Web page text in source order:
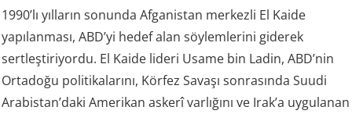
1990’lı yılların sonunda Afganistan merkezli El Kaide
yapılanması, ABD’yi hedef alan söylemlerini giderek
sertleştiriyordu. El Kaide lideri Usame bin Ladin, ABD’nin
Ortadoğu politikalarını, Körfez Savaşı sonrasında Suudi
Arabistan’daki Amerikan askerî varlığını ve Irak’a uygulanan